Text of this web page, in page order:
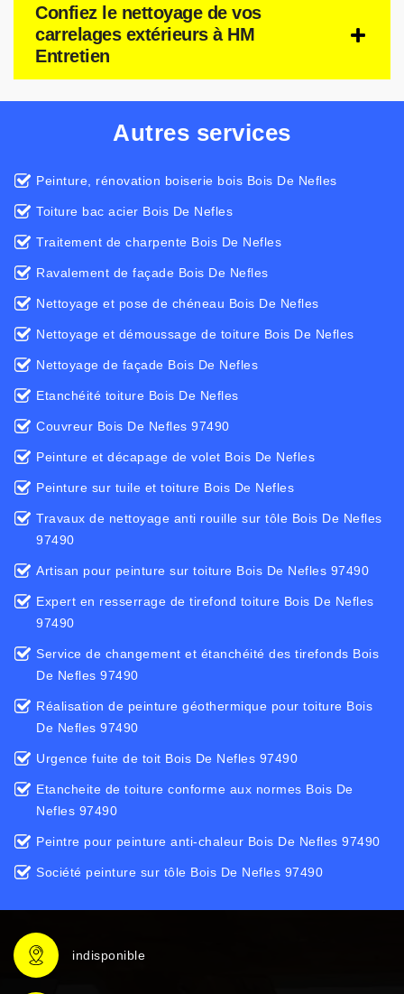
Confiez le nettoyage de vos
carrelages extérieurs à HM
Entretien
Autres services
Peinture, rénovation boiserie bois Bois De Nefles
Toiture bac acier Bois De Nefles
Traitement de charpente Bois De Nefles
Ravalement de façade Bois De Nefles
Nettoyage et pose de chéneau Bois De Nefles
Nettoyage et démoussage de toiture Bois De Nefles
Nettoyage de façade Bois De Nefles
Etanchéité toiture Bois De Nefles
Couvreur Bois De Nefles 97490
Peinture et décapage de volet Bois De Nefles
Peinture sur tuile et toiture Bois De Nefles
Travaux de nettoyage anti rouille sur tôle Bois De Nefles
97490
Artisan pour peinture sur toiture Bois De Nefles 97490
Expert en resserrage de tirefond toiture Bois De Nefles
97490
Service de changement et étanchéité des tirefonds Bois
De Nefles 97490
Réalisation de peinture géothermique pour toiture Bois
De Nefles 97490
Urgence fuite de toit Bois De Nefles 97490
Etancheite de toiture conforme aux normes Bois De
Nefles 97490
Peintre pour peinture anti-chaleur Bois De Nefles 97490
Société peinture sur tôle Bois De Nefles 97490
indisponible